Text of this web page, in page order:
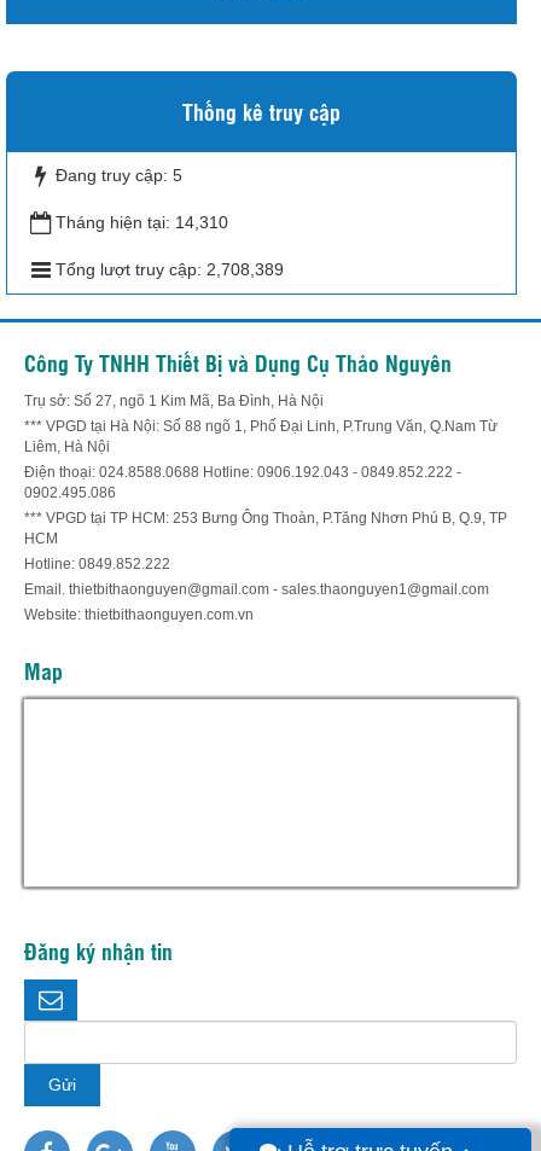
Thống kê truy cập
Đang truy cập: 5
Tháng hiện tại: 14,310
Tổng lượt truy cập: 2,708,389
Công Ty TNHH Thiết Bị và Dụng Cụ Thảo Nguyên
Trụ sở: Số 27, ngõ 1 Kim Mã, Ba Đình, Hà Nội
*** VPGD tại Hà Nội: Số 88 ngõ 1, Phố Đại Linh, P.Trung Văn, Q.Nam Từ
Liêm, Hà Nội
Điện thoại: 024.8588.0688 Hotline: 0906.192.043 - 0849.852.222 -
0902.495.086
*** VPGD tại TP HCM: 253 Bưng Ông Thoàn, P.Tăng Nhơn Phú B, Q.9, TP
HCM
Hotline: 0849.852.222
Email. thietbithaonguyen@gmail.com - sales.thaonguyen1@gmail.com
Website: thietbithaonguyen.com.vn
Map
Đăng ký nhận tin